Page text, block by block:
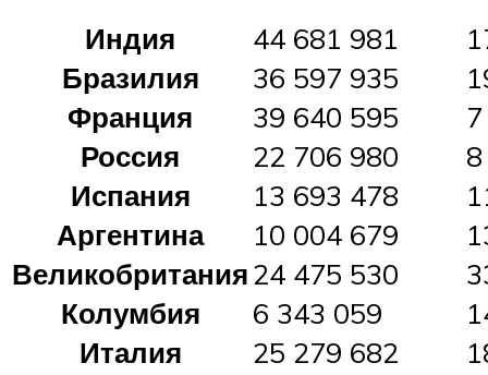
Индия
44 681 981
Бразилия
36 597 935
Франция
39 640 595
Россия
22 706 980
Испания
13 693 478
Аргентина
10 004 679
Великобритания24 475 530
Колумбия
6 343 059
Италия
25 279 682